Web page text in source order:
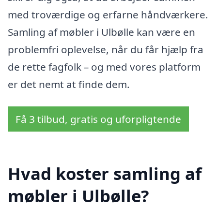
med troværdige og erfarne håndværkere.
Samling af møbler i Ulbølle kan være en
problemfri oplevelse, når du får hjælp fra
de rette fagfolk – og med vores platform
er det nemt at finde dem.
Få 3 tilbud, gratis og uforpligtende
Hvad koster samling af
møbler i Ulbølle?